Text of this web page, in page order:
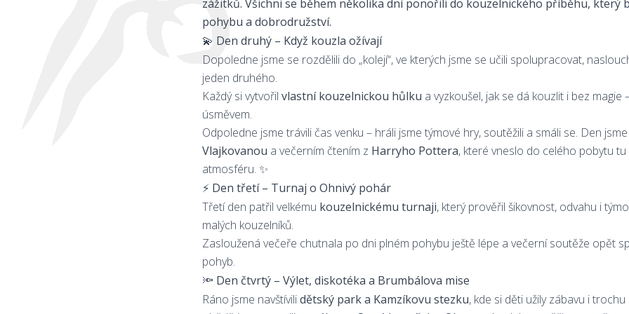
zážitků. Všichni se během několika dní ponořili do kouzelnického příběhu, který
pohybu a dobrodružství.
💫 Den druhý – Když kouzla ožívají
Dopoledne jsme se rozdělili do „kolejí“, ve kterých jsme se učili spolupracovat,
jeden druhého.
Každý si vytvořil vlastní kouzelnickou hůlku a vyzkoušel, jak se dá kouzlit i bez magie
úsměvem.
Odpoledne jsme trávili čas venku – hráli jsme týmové hry, soutěžili a smáli se. Den
Vlajkovanou a večerním čtením z Harryho Pottera, které vneslo do celého pobytu
atmosféru. ✨
⚡ Den třetí – Turnaj o Ohnivý pohár
Třetí den patřil velkému kouzelnickému turnaji, který prověřil šikovnost, odvahu i
malých kouzelníků.
Zasloužená večeře chutnala po dni plném pohybu ještě lépe a večerní soutěže opět
pohyb.
🔦 Den čtvrtý – Výlet, diskotéka a Brumbálova mise
Ráno jsme navštívilidětský park a Kamzíkovu stezku, kde si děti užily zábavu i